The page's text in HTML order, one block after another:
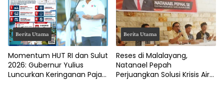
Berita Utama
Momentum HUT RI dan Sulut
2026: Gubernur Yulius
Luncurkan Keringanan Pajak
Berita Utama
Reses di Malalayang,
Natanael Pepah
Perjuangkan Solusi Krisis Air